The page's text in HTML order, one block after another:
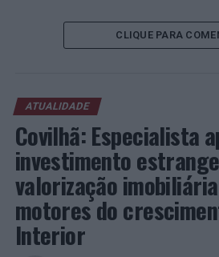
esquecido no seu interior.
A Divisão de Segurança a
30 de janeiro, pelas 16h00, na
procedeu à detenção de um
existir sobre o mesmo um mandado
No âmbito da fiscalização aos
Estação do Ferroviária de Algés, os
suspeito e, ao solicitarem
apuraram que tinha um mandado
CLIQUE PARA
ATUALIDADE
Covilhã: Especialista
investimento
valorização
motores do
Interior